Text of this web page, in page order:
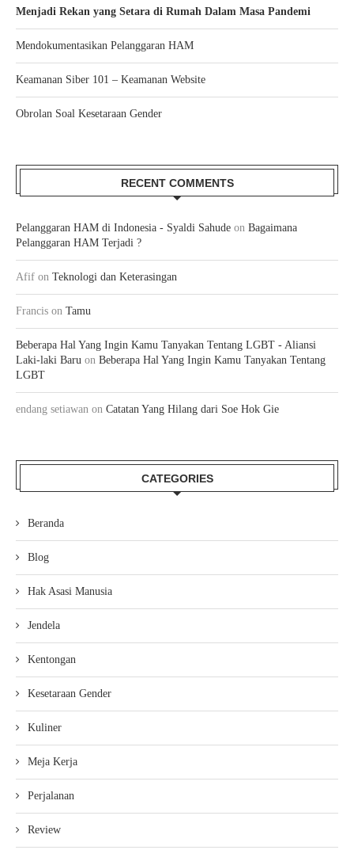
Menjadi Rekan yang Setara di Rumah Dalam Masa Pandemi
Mendokumentasikan Pelanggaran HAM
Keamanan Siber 101 – Keamanan Website
Obrolan Soal Kesetaraan Gender
RECENT COMMENTS
Pelanggaran HAM di Indonesia - Syaldi Sahude on Bagaimana
Pelanggaran HAM Terjadi ?
Afif on Teknologi dan Keterasingan
Francis on Tamu
Beberapa Hal Yang Ingin Kamu Tanyakan Tentang LGBT - Aliansi
Laki-laki Baru on Beberapa Hal Yang Ingin Kamu Tanyakan Tentang
LGBT
endang setiawan on Catatan Yang Hilang dari Soe Hok Gie
CATEGORIES
Beranda
Blog
Hak Asasi Manusia
Jendela
Kentongan
Kesetaraan Gender
Kuliner
Meja Kerja
Perjalanan
Review